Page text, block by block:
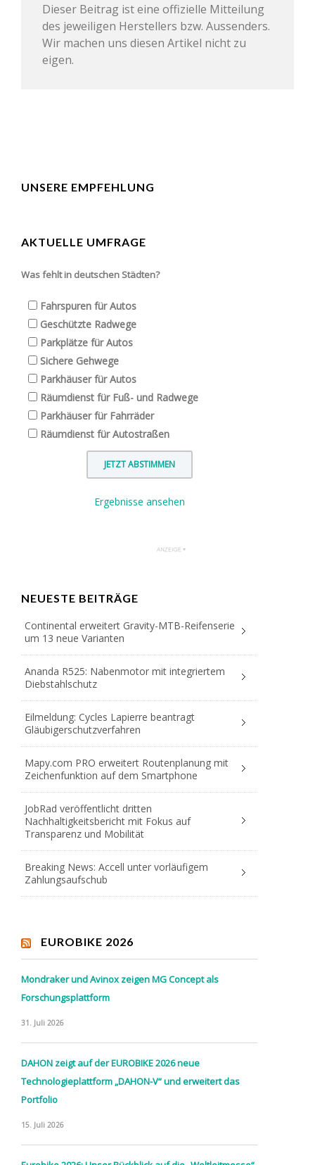
Dieser Beitrag ist eine offizielle Mitteilung
des jeweiligen Herstellers bzw. Aussenders.
Wir machen uns diesen Artikel nicht zu
eigen.
UNSERE EMPFEHLUNG
AKTUELLE UMFRAGE
Was fehlt in deutschen Städten?
Fahrspuren für Autos
Geschützte Radwege
Parkplätze für Autos
Sichere Gehwege
Parkhäuser für Autos
Räumdienst für Fuß- und Radwege
Parkhäuser für Fahrräder
Räumdienst für Autostraßen
Ergebnisse ansehen
NEUESTE BEITRÄGE
Continental erweitert Gravity-MTB-Reifenserie
um 13 neue Varianten
Ananda R525: Nabenmotor mit integriertem
Diebstahlschutz
Eilmeldung: Cycles Lapierre beantragt
Gläubigerschutzverfahren
Mapy.com PRO erweitert Routenplanung mit
Zeichenfunktion auf dem Smartphone
JobRad veröffentlicht dritten
Nachhaltigkeitsbericht mit Fokus auf
Transparenz und Mobilität
Breaking News: Accell unter vorläufigem
Zahlungsaufschub
EUROBIKE 2026
Mondraker und Avinox zeigen MG Concept als
Forschungsplattform
31. Juli 2026
DAHON zeigt auf der EUROBIKE 2026 neue
Technologieplattform „DAHON-V“ und erweitert das
Portfolio
15. Juli 2026